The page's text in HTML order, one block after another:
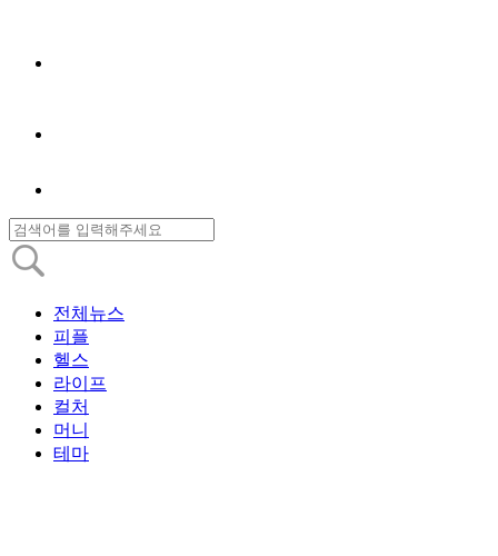
전체뉴스
피플
헬스
라이프
컬처
머니
테마